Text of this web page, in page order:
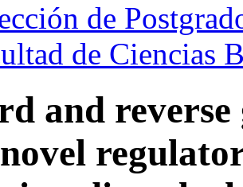
de
de Ciencias
and reverse